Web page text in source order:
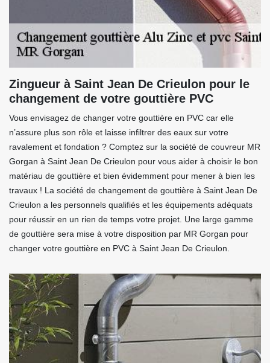
Zingueur à Saint Jean De Crieulon pour le
changement de votre gouttière PVC
Vous envisagez de changer votre gouttière en PVC car elle
n’assure plus son rôle et laisse infiltrer des eaux sur votre
ravalement et fondation ? Comptez sur la société de couvreur MR
Gorgan à Saint Jean De Crieulon pour vous aider à choisir le bon
matériau de gouttière et bien évidemment pour mener à bien les
travaux ! La société de changement de gouttière à Saint Jean De
Crieulon a les personnels qualifiés et les équipements adéquats
pour réussir en un rien de temps votre projet. Une large gamme
de gouttière sera mise à votre disposition par MR Gorgan pour
changer votre gouttière en PVC à Saint Jean De Crieulon.